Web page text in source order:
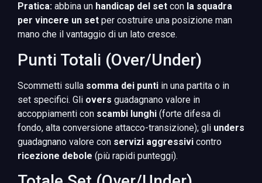
Pratica: abbina un handicap del set con la squadra
per vincere un set per costruire una posizione man
mano che il vantaggio di un lato cresce.
Punti Totali (Over/Under)
Scommetti sulla somma dei punti in una partita o in
set specifici. Gli overs guadagnano valore in
accoppiamenti con scambi lunghi (forte difesa di
fondo, alta conversione attacco-transizione); gli unders
guadagnano valore con servizi aggressivi contro
ricezione debole (più rapidi punteggi).